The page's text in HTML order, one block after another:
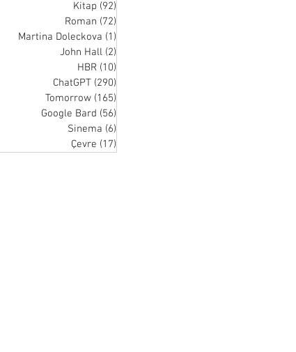
Kitap (92)
Roman (72)
Martina Doleckova (1)
John Hall (2)
HBR (10)
ChatGPT (290)
Tomorrow (165)
Google Bard (56)
Sinema (6)
Çevre (17)